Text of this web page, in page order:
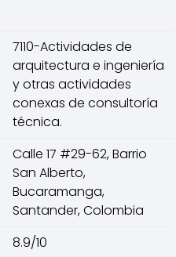
7110-Actividades de
arquitectura e ingeniería
y otras actividades
conexas de consultoría
técnica.
Calle 17 #29-62, Barrio
San Alberto,
Bucaramanga,
Santander, Colombia
8.9/10